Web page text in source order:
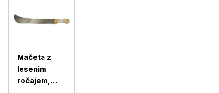
Mačeta z
lesenim
ročajem,